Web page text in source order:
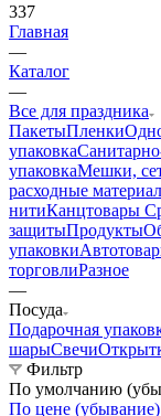
337
Главная
—
Каталог
—
Все для праздника
ПакетыПленки
упаковка
упаковкаМешки,
расходные
нитиКанцтовары
защитыПродукты
упаковки
торговлиРазное
—
Посуда
Подарочная
шарыСвечи
Фильтр
По умолчанию
По цене (убывание)